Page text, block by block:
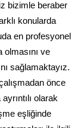
bizimle beraber
konularda
en profesyonel
ve
sağlamaktayız.
önce
olarak
eşliğinde